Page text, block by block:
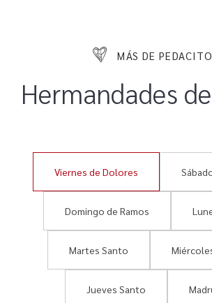
MÁS DE
Hermandades
Viernes de Dolores
Domingo de Ramos
Martes Santo
Jueves Santo